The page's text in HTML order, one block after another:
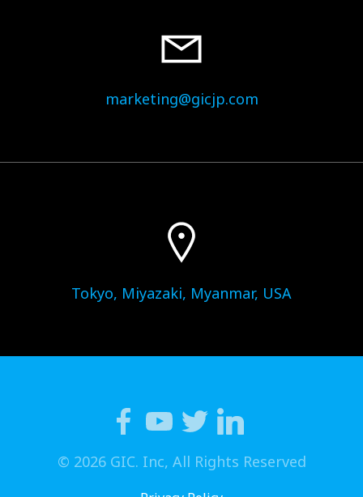
marketing@gicjp.com
Tokyo, Miyazaki, Myanmar, USA
© 2026 GIC. Inc, All Rights Reserved